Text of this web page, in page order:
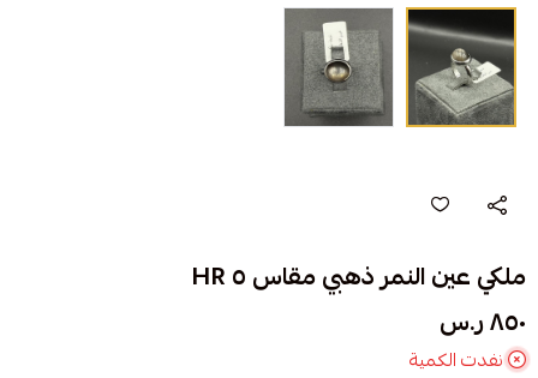
ملكي عين النمر ذهبي مقاس ٥ HR
٨٥٠ ر.س
نفدت الكمية